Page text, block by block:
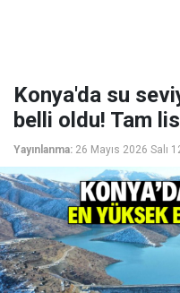
Konya'da su
belli oldu! Tam
Yayınlanma: 26 Mayıs 2026 Salı